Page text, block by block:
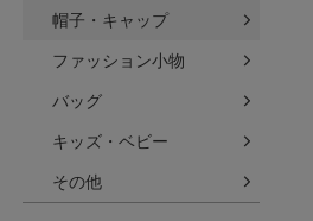
帽子・キャップ
ファッション小物
バッグ
キッズ・ベビー
その他